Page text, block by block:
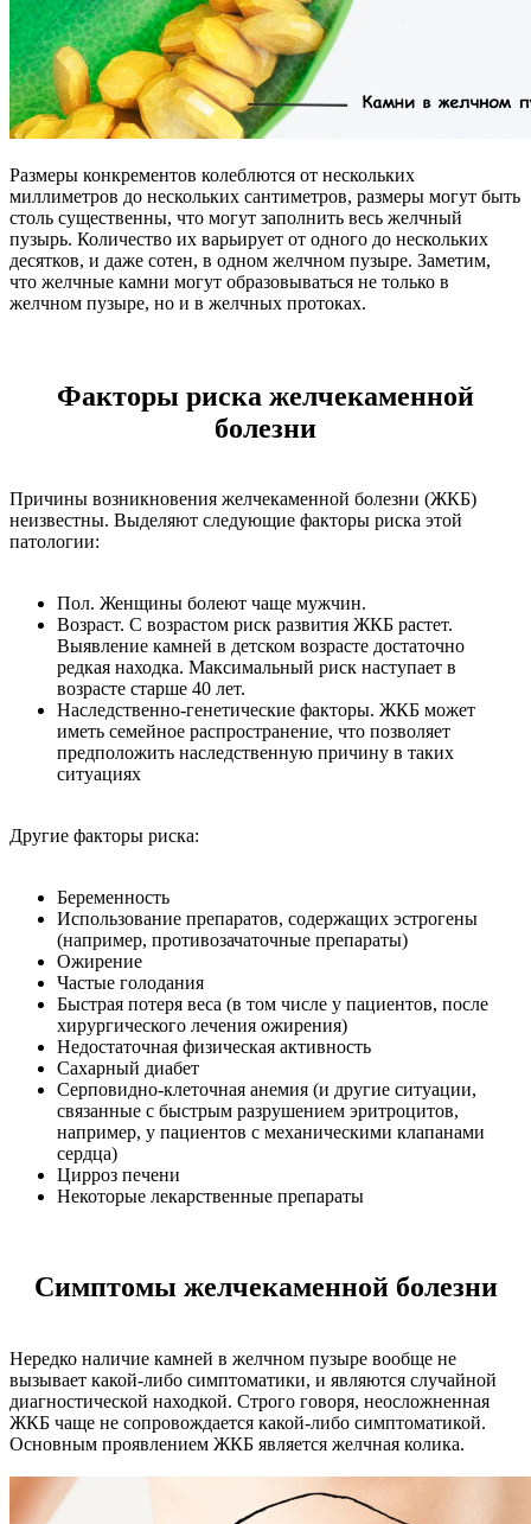
Размеры конкрементов колеблются от нескольких
миллиметров до нескольких сантиметров, размеры могут быть
столь существенны, что могут заполнить весь желчный
пузырь. Количество их варьирует от одного до нескольких
десятков, и даже сотен, в одном желчном пузыре. Заметим,
что желчные камни могут образовываться не только в
желчном пузыре, но и в желчных протоках.
Факторы риска желчекаменной
болезни
Причины возникновения желчекаменной болезни (ЖКБ)
неизвестны. Выделяют следующие факторы риска этой
патологии:
Пол. Женщины болеют чаще мужчин.
Возраст. С возрастом риск развития ЖКБ растет.
Выявление камней в детском возрасте достаточно
редкая находка. Максимальный риск наступает в
возрасте старше 40 лет.
Наследственно-генетические факторы. ЖКБ может
иметь семейное распространение, что позволяет
предположить наследственную причину в таких
ситуациях
Другие факторы риска:
Беременность
Использование препаратов, содержащих эстрогены
(например, противозачаточные препараты)
Ожирение
Частые голодания
Быстрая потеря веса (в том числе у пациентов, после
хирургического лечения ожирения)
Недостаточная физическая активность
Сахарный диабет
Серповидно-клеточная анемия (и другие ситуации,
связанные с быстрым разрушением эритроцитов,
например, у пациентов с механическими клапанами
сердца)
Цирроз печени
Некоторые лекарственные препараты
Симптомы желчекаменной болезни
Нередко наличие камней в желчном пузыре вообще не
вызывает какой-либо симптоматики, и являются случайной
диагностической находкой. Строго говоря, неосложненная
ЖКБ чаще не сопровождается какой-либо симптоматикой.
Основным проявлением ЖКБ является желчная колика.